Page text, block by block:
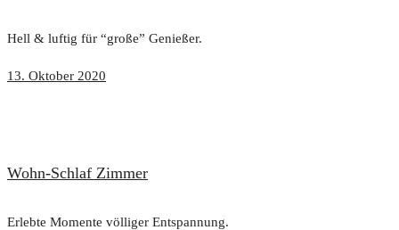
Hell & luftig für “große” Genießer.
13. Oktober 2020
Wohn-Schlaf Zimmer
Erlebte Momente völliger Entspannung.